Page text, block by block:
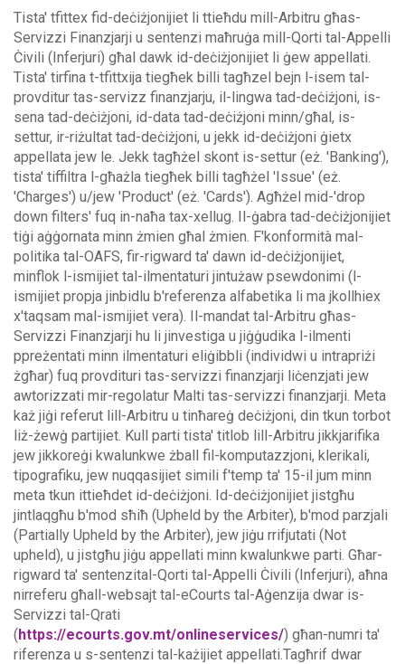
Tista' tfittex fid-deċiżjonijiet li ttieħdu mill-Arbitru għas-
Servizzi Finanzjarji u sentenzi maħruġa mill-Qorti tal-Appelli
Ċivili (Inferjuri) għal dawk id-deċiżjonijiet li ġew appellati.
Tista' tirfina t-tfittxija tiegħek billi tagħzel bejn l-isem tal-
provditur tas-servizz finanzjarju, il-lingwa tad-deċiżjoni, is-
sena tad-deċiżjoni, id-data tad-deċiżjoni minn/għal, is-
settur, ir-riżultat tad-deċiżjoni, u jekk id-deċiżjoni ġietx
appellata jew le. Jekk tagħżel skont is-settur (eż. 'Banking'),
tista' tiffiltra l-għażla tiegħek billi tagħżel 'Issue' (eż.
'Charges') u/jew 'Product' (eż. 'Cards'). Agħżel mid-'drop
down filters' fuq in-naħa tax-xellug. Il-ġabra tad-deċiżjonijiet
tiġi aġġornata minn żmien għal żmien. F'konformità mal-
politika tal-OAFS, fir-rigward ta' dawn id-deċiżjonijiet,
minflok l-ismijiet tal-ilmentaturi jintużaw psewdonimi (l-
ismijiet propja jinbidlu b'referenza alfabetika li ma jkollhiex
x'taqsam mal-ismijiet vera). Il-mandat tal-Arbitru għas-
Servizzi Finanzjarji hu li jinvestiga u jiġġudika l-ilmenti
ppreżentati minn ilmentaturi eliġibbli (individwi u intrapriżi
żgħar) fuq provdituri tas-servizzi finanzjarji liċenzjati jew
awtorizzati mir-regolatur Malti tas-servizzi finanzjarji. Meta
każ jiġi referut lill-Arbitru u tinħareġ deċiżjoni, din tkun torbot
liż-żewġ partijiet. Kull parti tista' titlob lill-Arbitru jikkjarifika
jew jikkoreġi kwalunkwe żball fil-komputazzjoni, klerikali,
tipografiku, jew nuqqasijiet simili f'temp ta' 15-il jum minn
meta tkun ittieħdet id-deċiżjoni. Id-deċiżjonijiet jistgħu
jintlaqgħu b'mod sħiħ (Upheld by the Arbiter), b'mod parzjali
(Partially Upheld by the Arbiter), jew jiġu rrifjutati (Not
upheld), u jistgħu jiġu appellati minn kwalunkwe parti. Għar-
rigward ta' sentenzital-Qorti tal-Appelli Ċivili (Inferjuri), aħna
nirreferu għall-websajt tal-eCourts tal-Aġenzija dwar is-
Servizzi tal-Qrati
(https://ecourts.gov.mt/onlineservices/) għan-numri ta'
riferenza u s-sentenzi tal-każijiet appellati.Tagħrif dwar